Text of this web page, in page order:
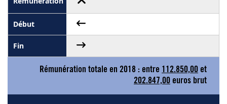
Rémunération totale en 2018 : entre 112.850,00 et
202.847,00 euros brut